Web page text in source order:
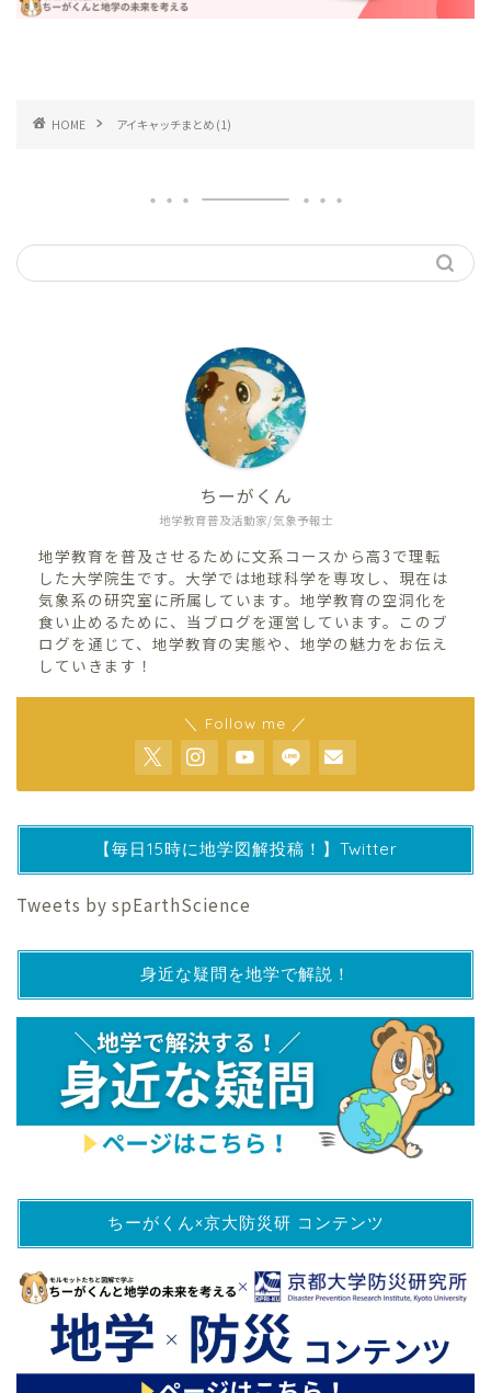
HOME アイキャッチまとめ (1)
地学教育普及活動家/気象予報士
ちーがくん
地学教育を普及させるために文系コースから高3で理転
した大学院生です。大学では地球科学を専攻し、現在は
気象系の研究室に所属しています。地学教育の空洞化を
食い止めるために、当ブログを運営しています。このブ
ログを通じて、地学教育の実態や、地学の魅力をお伝え
していきます！
＼ Follow me ／
【毎日15時に地学図解投稿！】Twitter
Tweets by spEarthScience
身近な疑問を地学で解説！
ちーがくん×京大防災研 コンテンツ